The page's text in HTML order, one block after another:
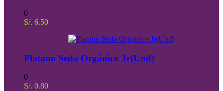
0
S/. 6.50
Platano Seda Orgánico Jr(Und)
0
S/. 0.80